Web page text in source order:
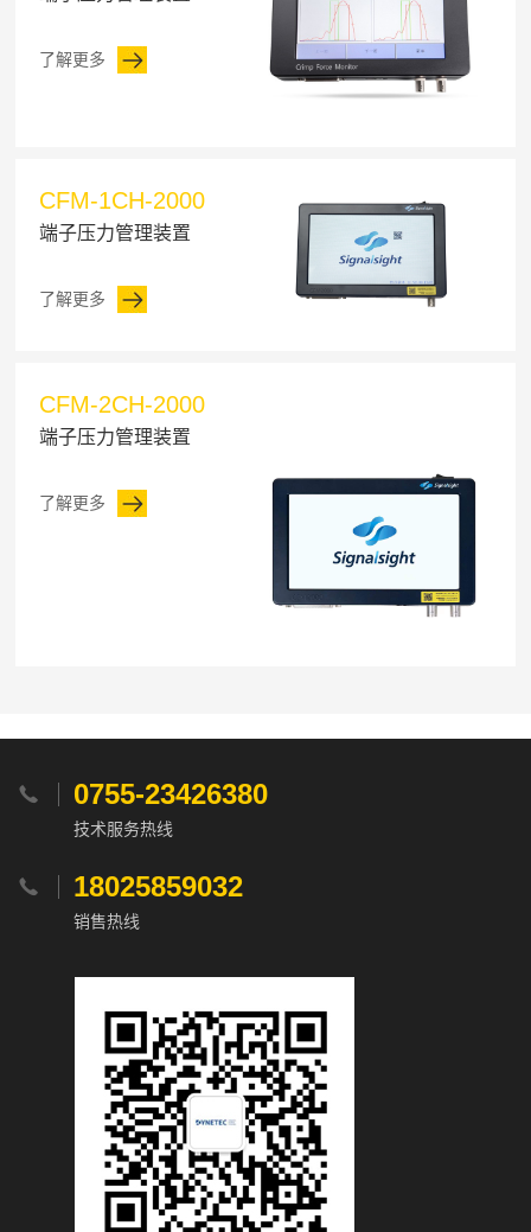
了解更多
CFM-1CH-2000
端子压力管理装置
了解更多
CFM-2CH-2000
端子压力管理装置
了解更多
 0755-23426380
技术服务热线
 18025859032
销售热线